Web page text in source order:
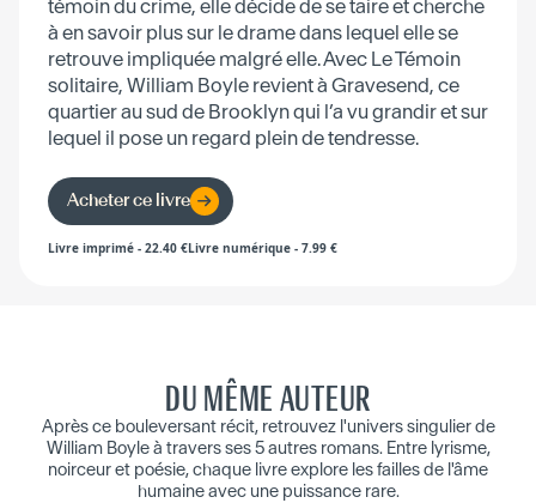
témoin du crime, elle décide de se taire et cherche
à en savoir plus sur le drame dans lequel elle se
retrouve impliquée malgré elle. Avec Le Témoin
solitaire, William Boyle revient à Gravesend, ce
quartier au sud de Brooklyn qui l’a vu grandir et sur
lequel il pose un regard plein de tendresse.
Acheter ce livre
Livre imprimé - 22.40 €Livre numérique - 7.99 €
DU MÊME AUTEUR
Après ce bouleversant récit, retrouvez l'univers singulier de
William Boyle à travers ses 5 autres romans. Entre lyrisme,
noirceur et poésie, chaque livre explore les failles de l'âme
humaine avec une puissance rare.